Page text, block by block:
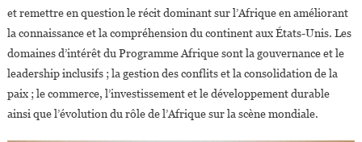
et remettre en question le récit dominant sur l’Afrique en améliorant
la connaissance et la compréhension du continent aux États-Unis. Les
domaines d’intérêt du Programme Afrique sont la gouvernance et le
leadership inclusifs ; la gestion des conflits et la consolidation de la
paix ; le commerce, l’investissement et le développement durable
ainsi que l’évolution du rôle de l’Afrique sur la scène mondiale.